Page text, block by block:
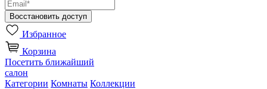
Избранное
Корзина
Посетить ближайший
салон
Категории Комнаты Коллекции